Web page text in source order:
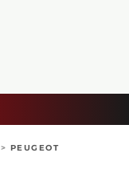
> PEUGEOT